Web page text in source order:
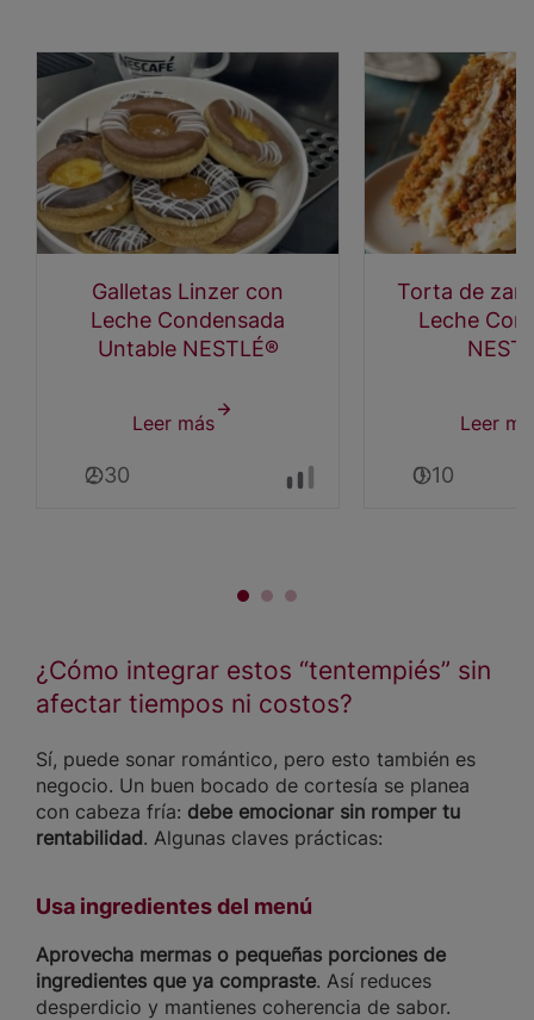
Galletas Linzer con
Leche Condensada
Untable NESTLÉ®
Leer más sobre
Untable
2:30
Torta de
Leche
Leer
0:10
¿Cómo integrar estos “tentempiés” sin
afectar tiempos ni costos?
Sí, puede sonar romántico, pero esto también es
negocio. Un buen bocado de cortesía se planea
con cabeza fría: debe emocionar sin romper tu
rentabilidad. Algunas claves prácticas:
Usa ingredientes del menú
Aprovecha mermas o pequeñas porciones de
ingredientes que ya compraste. Así reduces
desperdicio y mantienes coherencia de sabor.